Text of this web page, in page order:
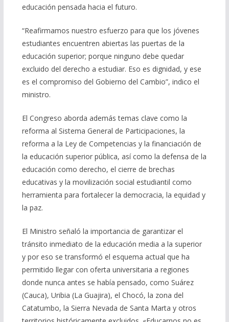
educación pensada hacia el futuro.
“Reafirmamos nuestro esfuerzo para que los jóvenes
estudiantes encuentren abiertas las puertas de la
educación superior; porque ninguno debe quedar
excluido del derecho a estudiar. Eso es dignidad, y ese
es el compromiso del Gobierno del Cambio”, indico el
ministro.
El Congreso aborda además temas clave como la
reforma al Sistema General de Participaciones, la
reforma a la Ley de Competencias y la financiación de
la educación superior pública, así como la defensa de la
educación como derecho, el cierre de brechas
educativas y la movilización social estudiantil como
herramienta para fortalecer la democracia, la equidad y
la paz.
El Ministro señaló la importancia de garantizar el
tránsito inmediato de la educación media a la superior
y por eso se transformó el esquema actual que ha
permitido llegar con oferta universitaria a regiones
donde nunca antes se había pensado, como Suárez
(Cauca), Uribia (La Guajira), el Chocó, la zona del
Catatumbo, la Sierra Nevada de Santa Marta y otros